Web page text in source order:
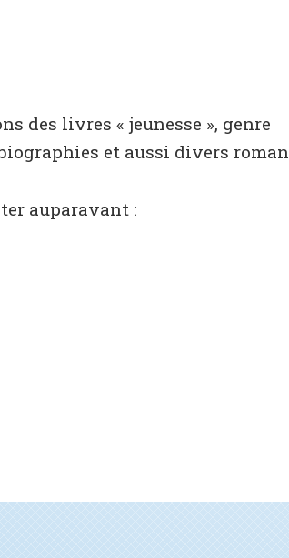
des livres « jeunesse », genre
et aussi divers
auparavant :